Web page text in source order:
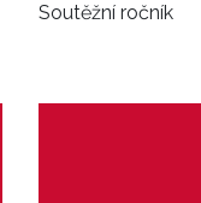
Soutěžní ročník